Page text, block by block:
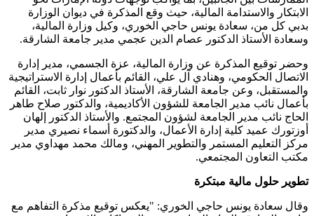
الابتكار والاستدامة المالية، حيث وقع المذكرة في ديوان الوزارة
بدبي كل من، سعادة يونس حاجي الخوري، وكيل وزارة المالية،
وسعادة الأستاذ الدكتور عصام الدين عجمي مدير جامعة الشارقة.
وحضر توقيع المذكرة عن وزارة المالية، عزة الجسمي، مدير إدارة
الاتصال الحكومي، وهنادي آل علي، القائم بأعمال إدارة الاستراتيجية
والمستقبل، وعن جامعة الشارقة، الأستاذ الدكتور نوار ثابت، القائم
بأعمال نائب مدير الجامعة للشؤون الأكاديمية، والدكتور صلاح طاهر
الحاج نائب مدير الجامعة لشؤون المجتمع. والأستاذ الدكتور إلهان
أوزتورك عميد كلية إدارة الأعمال، والدكتورة أسماء نصيري مدير
مركز التعليم المستمر والتطوير المهني، ومالك محمد مهداوي مدير
مكتب التعاون المجتمعي.
تطوير حلول مالية مبتكرة
وقال سعادة يونس حاجي الخوري: "يعكس توقيع مذكرة التفاهم مع